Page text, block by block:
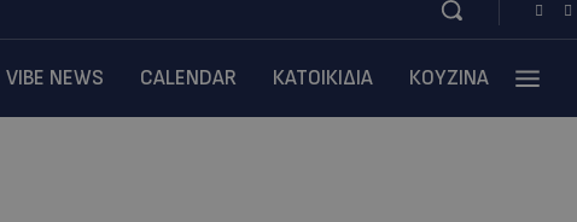
VIBE NEWS CALENDAR ΚΑΤΟΙΚΙΔΙΑ ΚΟΥΖΙΝΑ